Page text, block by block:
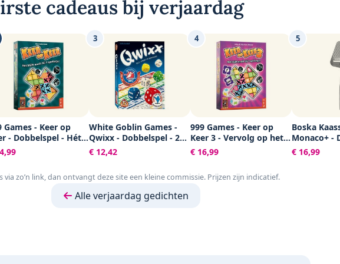
cadeaus bij verjaardag
Games - Keer op
- Dobbelspel - Hét
voor het hele
- Gezelschapsspel -
- Klein cadeautje
3
White Goblin Games -
Qwixx - Dobbelspel - 2
tot 5 spelers - Voor de
hele familie -
cadeautje
€ 12,42
4
999 Games - Keer op
Keer 3 - Vervolg op het
immens populaire
dobbelspel Keer op Keer
Familiespel - Educatief
€ 16,99
5
Boska
Monaco+ -
kaasschaaf
winnaar -
€ 16,99
zo’n link, dan ontvangt deze site een kleine commissie. Prijzen zijn indicatief.
Alle verjaardag gedichten